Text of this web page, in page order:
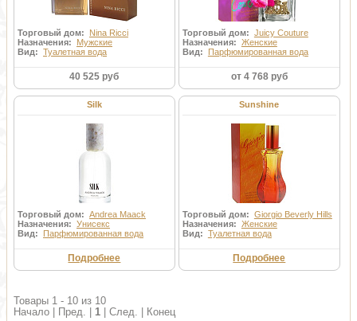
Торговый дом: Nina Ricci
Назначения: Мужские
Вид: Туалетная вода
40 525 руб
Торговый дом: Juicy Couture
Назначения: Женские
Вид: Парфюмированная вода
от 4 768 руб
Silk
Торговый дом: Andrea Maack
Назначения: Унисекс
Вид: Парфюмированная вода
Подробнее
Sunshine
Торговый дом: Giorgio Beverly Hills
Назначения: Женские
Вид: Туалетная вода
Подробнее
Товары 1 - 10 из 10
Начало | Пред. | 1 | След. | Конец